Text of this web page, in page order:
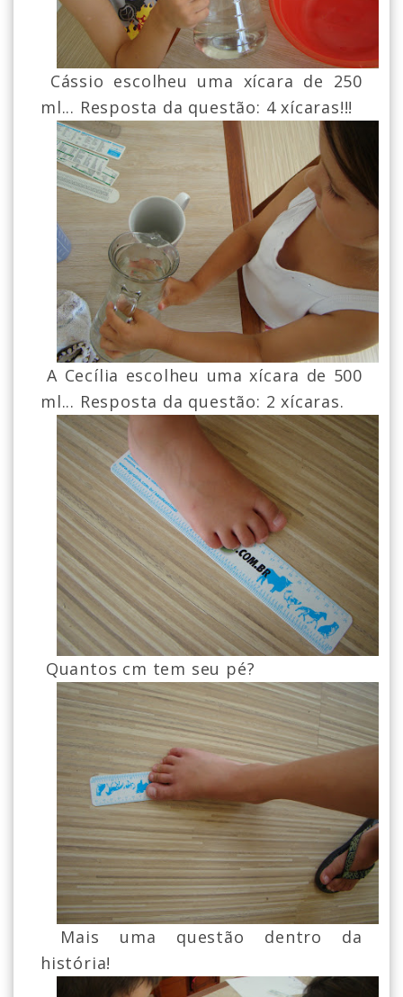
Cássio escolheu uma xícara de 250
ml... Resposta da questão: 4 xícaras!!!
A Cecília escolheu uma xícara de 500
ml... Resposta da questão: 2 xícaras.
Quantos cm tem seu pé?
Mais uma questão dentro da
história!